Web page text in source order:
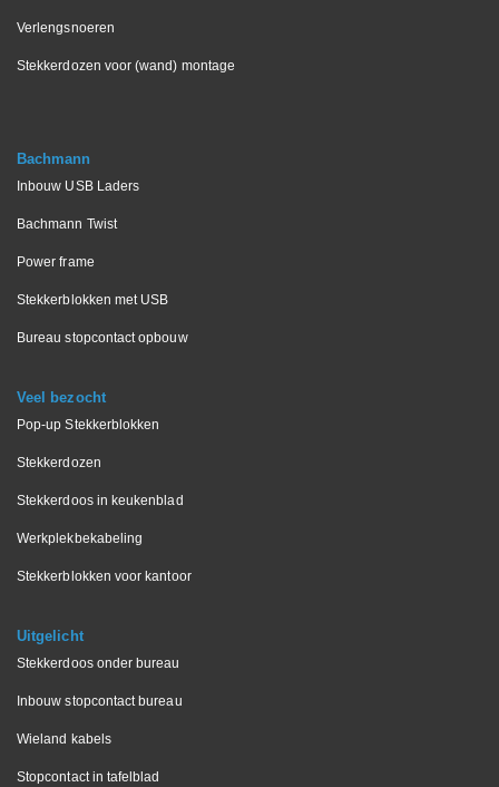
Verlengsnoeren
Stekkerdozen voor (wand) montage
Bachmann
Inbouw USB Laders
Bachmann Twist
Power frame
Stekkerblokken met USB
Bureau stopcontact opbouw
Veel bezocht
Pop-up Stekkerblokken
Stekkerdozen
Stekkerdoos in keukenblad
Werkplekbekabeling
Stekkerblokken voor kantoor
Uitgelicht
Stekkerdoos onder bureau
Inbouw stopcontact bureau
Wieland kabels
Stopcontact in tafelblad